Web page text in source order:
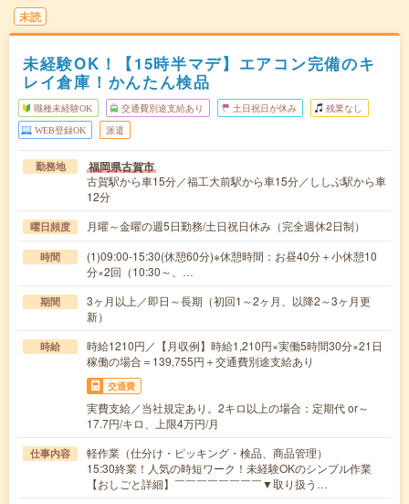
未読
未経験OK！【15時半マデ】エアコン完備のキ
レイ倉庫！かんたん検品
職種未経験OK 交通費別途支給あり 土日祝日が休み 残業なし
WEB登録OK 派遣
勤務地 福岡県古賀市
古賀駅から車15分／福工大前駅から車15分／ししぶ駅から車
12分
曜日頻度 月曜～金曜の週5日勤務/土日祝日休み（完全週休2日制）
時間
(1)09:00-15:30(休憩60分)※休憩時間：お昼40分＋小休憩10
分×2回（10:30～、…
期間
3ヶ月以上／即日～長期（初回1～2ヶ月、以降2～3ヶ月更
新）
時給
時給1210円／【月収例】時給1,210円×実働5時間30分×21日
稼働の場合＝139,755円＋交通費別途支給あり
交通費
実費支給／当社規定あり。2キロ以上の場合：定期代 or～
17.7円/キロ、上限4万円/月
仕事内容
軽作業（仕分け・ピッキング・検品、商品管理）
15:30終業！人気の時短ワーク！未経験OKのシンプル作業
【おしごと詳細】￣￣￣￣￣￣￣￣▼取り扱う…